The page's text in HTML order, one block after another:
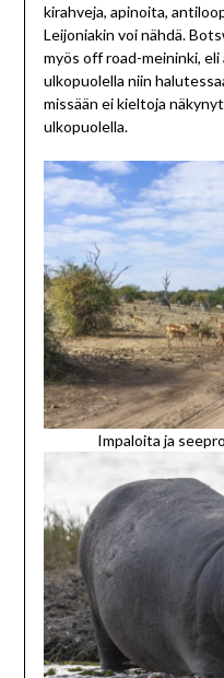
kirahveja, apinoita,
Leijoniakin voi nähdä.
myös off road-meininki,
ulkopuolella niin
missään ei kieltoja
ulkopuolella.
Impaloita ja